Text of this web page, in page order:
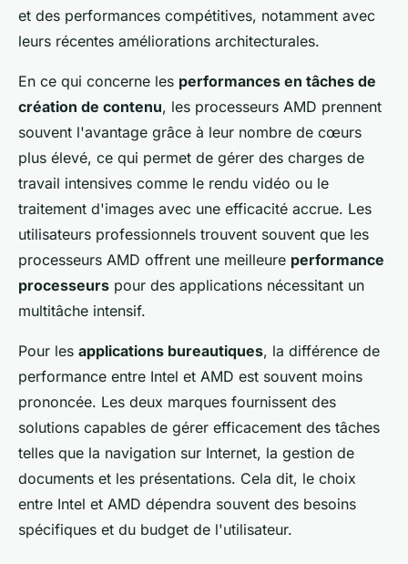
et des performances compétitives, notamment avec
leurs récentes améliorations architecturales.
En ce qui concerne les performances en tâches de
création de contenu, les processeurs AMD prennent
souvent l'avantage grâce à leur nombre de cœurs
plus élevé, ce qui permet de gérer des charges de
travail intensives comme le rendu vidéo ou le
traitement d'images avec une efficacité accrue. Les
utilisateurs professionnels trouvent souvent que les
processeurs AMD offrent une meilleure performance
processeurs pour des applications nécessitant un
multitâche intensif.
Pour les applications bureautiques, la différence de
performance entre Intel et AMD est souvent moins
prononcée. Les deux marques fournissent des
solutions capables de gérer efficacement des tâches
telles que la navigation sur Internet, la gestion de
documents et les présentations. Cela dit, le choix
entre Intel et AMD dépendra souvent des besoins
spécifiques et du budget de l'utilisateur.